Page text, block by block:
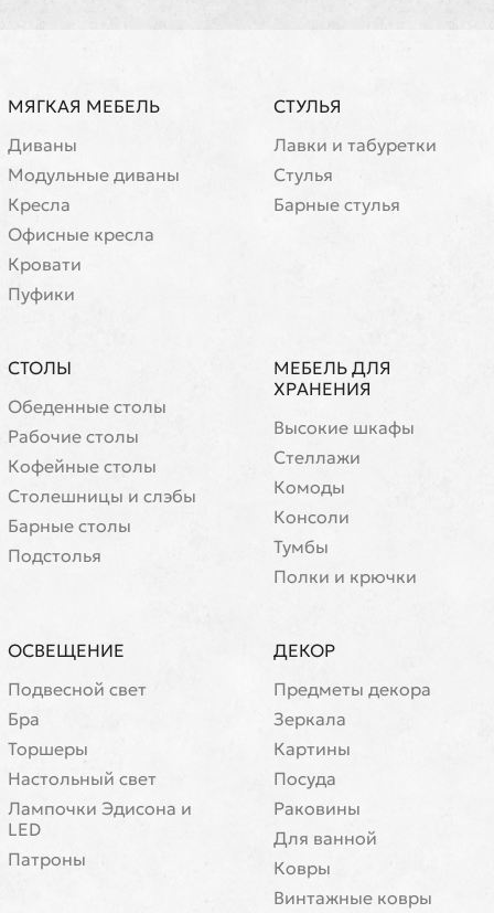
МЯГКАЯ МЕБЕЛЬ
Диваны
Модульные диваны
Кресла
Офисные кресла
Кровати
Пуфики
СТУЛЬЯ
Лавки и табуретки
Стулья
Барные стулья
СТОЛЫ
Обеденные столы
Рабочие столы
Кофейные столы
Cтолешницы и слэбы
Барные столы
Подстолья
МЕБЕЛЬ ДЛЯ
ХРАНЕНИЯ
Высокие шкафы
Стеллажи
Комоды
Консоли
Тумбы
Полки и крючки
ОСВЕЩЕНИЕ
Подвесной свет
Бра
Торшеры
Настольный свет
Лампочки Эдисона и
LED
Патроны
ДЕКОР
Предметы декора
Зеркала
Картины
Посуда
Раковины
Для ванной
Ковры
Винтажные ковры